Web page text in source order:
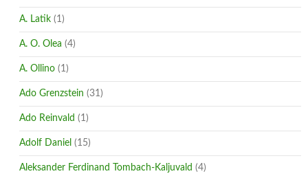
A. Latik (1)
A. O. Olea (4)
A. Ollino (1)
Ado Grenzstein (31)
Ado Reinvald (1)
Adolf Daniel (15)
Aleksander Ferdinand Tombach-Kaljuvald (4)